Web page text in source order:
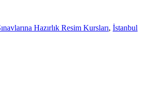
Hazırlık Resim Kursları, İstanbul